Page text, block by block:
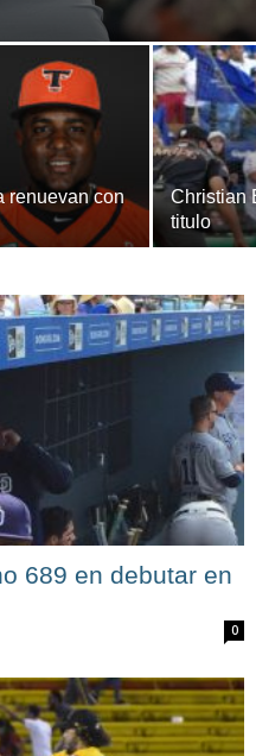
renuevan con
Christian
titulo
689 en debutar en
0